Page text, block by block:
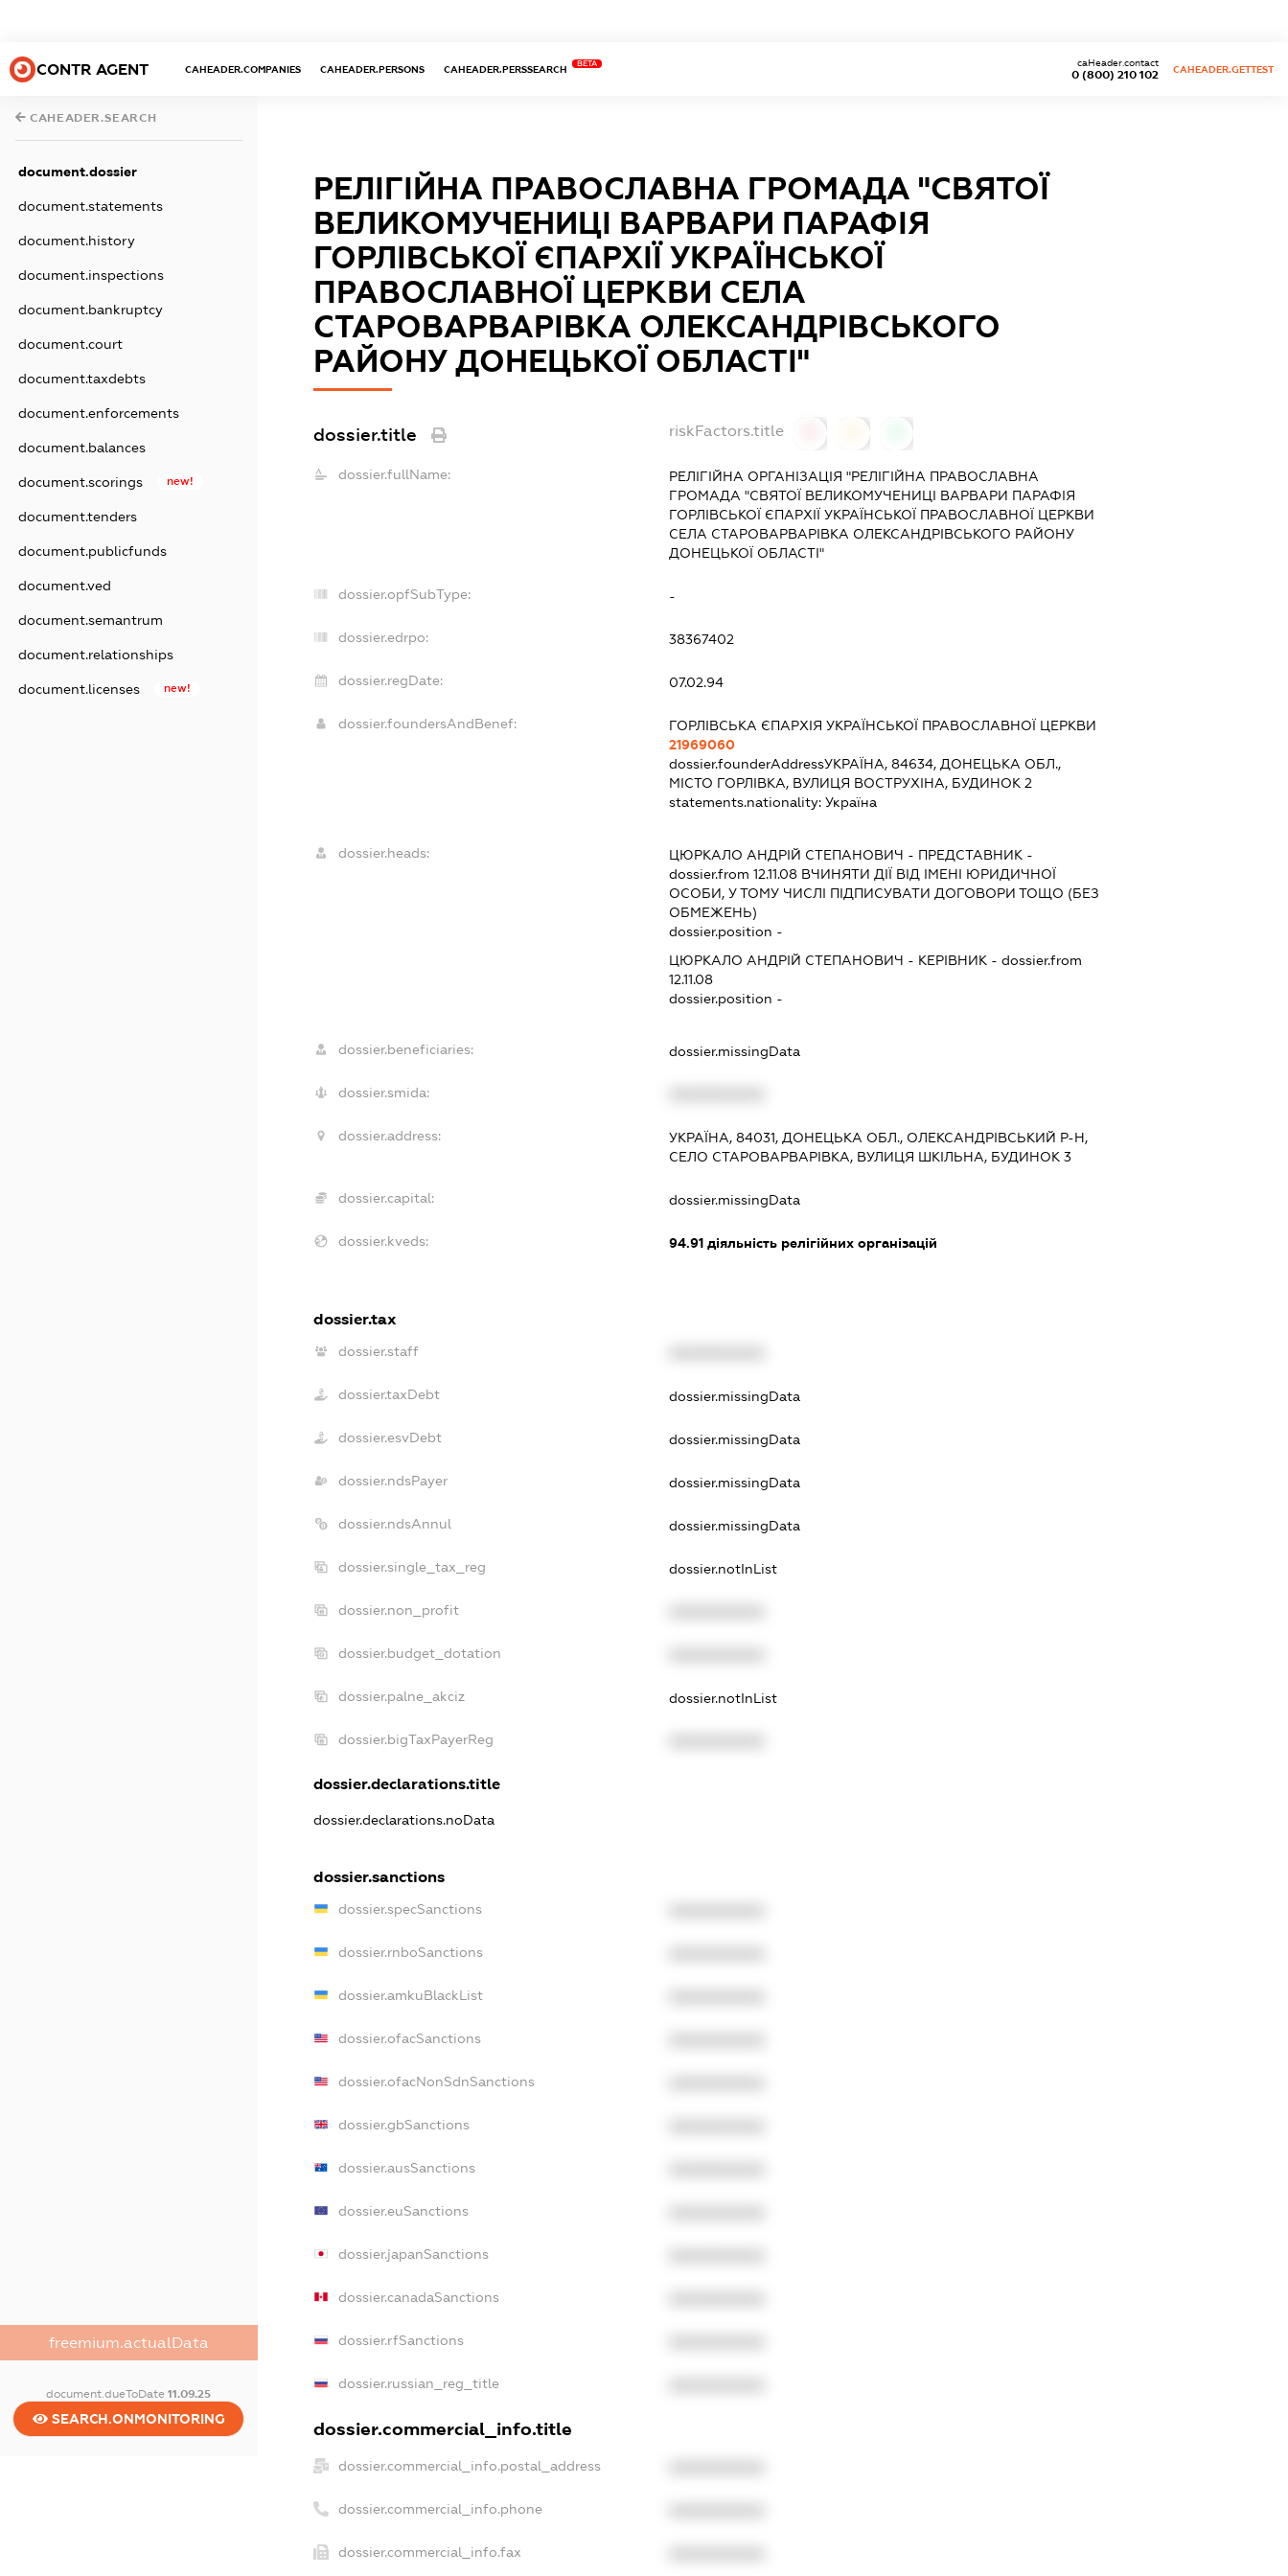
CONTR AGENT CAHEADER.COMPANIES CAHEADER.PERSONS CAHEADER.PERSSEARCH
BETA
0 (800) 210 102
caHeader.contact
CAHEADER.GETTEST
CAHEADER.SEARCH
document.dossier
document.statements
document.history
document.inspections
document.bankruptcy
document.court
document.taxdebts
document.enforcements
document.balances
document.scorings new!
document.tenders
document.publicfunds
document.ved
document.semantrum
document.relationships
document.licenses new!
freemium.actualData
document.dueToDate11.09.25
SEARCH.ONMONITORING
РЕЛІГІЙНА ПРАВОСЛАВНА ГРОМАДА "СВЯТОЇ
ВЕЛИКОМУЧЕНИЦІ ВАРВАРИ ПАРАФІЯ
ГОРЛІВСЬКОЇ ЄПАРХІЇ УКРАЇНСЬКОЇ
ПРАВОСЛАВНОЇ ЦЕРКВИ СЕЛА
СТАРОВАРВАРІВКА ОЛЕКСАНДРІВСЬКОГО
РАЙОНУ ДОНЕЦЬКОЇ ОБЛАСТІ"
dossier.title riskFactors.title
dossier.fullName:
РЕЛІГІЙНА ОРГАНІЗАЦІЯ "РЕЛІГІЙНА ПРАВОСЛАВНА
ГРОМАДА "СВЯТОЇ ВЕЛИКОМУЧЕНИЦІ ВАРВАРИ ПАРАФІЯ
ГОРЛІВСЬКОЇ ЄПАРХІЇ УКРАЇНСЬКОЇ ПРАВОСЛАВНОЇ ЦЕРКВИ
СЕЛА СТАРОВАРВАРІВКА ОЛЕКСАНДРІВСЬКОГО РАЙОНУ
ДОНЕЦЬКОЇ ОБЛАСТІ"
dossier.opfSubType: -
dossier.edrpo: 38367402
dossier.regDate: 07.02.94
dossier.foundersAndBenef:
ГОРЛІВСЬКА ЄПАРХІЯ УКРАЇНСЬКОЇ ПРАВОСЛАВНОЇ ЦЕРКВИ
21969060
dossier.founderAddressУКРАЇНА, 84634, ДОНЕЦЬКА ОБЛ.,
МІСТО ГОРЛІВКА, ВУЛИЦЯ ВОСТРУХІНА, БУДИНОК 2
statements.nationality: Україна
dossier.heads: ЦЮРКАЛО АНДРІЙ СТЕПАНОВИЧ - ПРЕДСТАВНИК -
dossier.from 12.11.08ВЧИНЯТИ ДІЇ ВІД ІМЕНІ ЮРИДИЧНОЇ
ОСОБИ, У ТОМУ ЧИСЛІ ПІДПИСУВАТИ ДОГОВОРИ ТОЩО (БЕЗ
ОБМЕЖЕНЬ)
dossier.position -
ЦЮРКАЛО АНДРІЙ СТЕПАНОВИЧ - КЕРІВНИК - dossier.from
12.11.08
dossier.position -
dossier.beneficiaries: dossier.missingData
dossier.smida:
dossier.address:
УКРАЇНА, 84031, ДОНЕЦЬКА ОБЛ., ОЛЕКСАНДРІВСЬКИЙ Р-Н,
СЕЛО СТАРОВАРВАРІВКА, ВУЛИЦЯ ШКІЛЬНА, БУДИНОК 3
dossier.capital: dossier.missingData
dossier.kveds: 94.91діяльність релігійних організацій
dossier.tax
dossier.staff
dossier.taxDebt dossier.missingData
dossier.esvDebt dossier.missingData
dossier.ndsPayer dossier.missingData
dossier.ndsAnnul dossier.missingData
dossier.single_tax_reg dossier.notInList
dossier.non_profit
dossier.budget_dotation
dossier.palne_akciz dossier.notInList
dossier.bigTaxPayerReg
dossier.declarations.title
dossier.declarations.noData
dossier.sanctions
dossier.specSanctions
dossier.rnboSanctions
dossier.amkuBlackList
dossier.ofacSanctions
dossier.ofacNonSdnSanctions
dossier.gbSanctions
dossier.ausSanctions
dossier.euSanctions
dossier.japanSanctions
dossier.canadaSanctions
dossier.rfSanctions
dossier.russian_reg_title
dossier.commercial_info.title
dossier.commercial_info.postal_address
dossier.commercial_info.phone
dossier.commercial_info.fax